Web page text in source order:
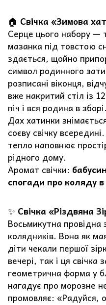
🏠 Свічка «Зимова
Серце цього набору —
мазанка під товстою
здається, щойно
символ родинного
розписані віконця,
вже накритий стіл із
піч і вся родина в зборі.
Дах хатинки
соєву свічку
тепло наповнює
рідного дому.
Аромат свічки:
спогади про коляду в
✨ Свічка «Різдвяна
Восьмикутна провідна
колядників. Вона як
діти чекали першої
вечері, так і ця свічка
геометрична форма у
нагадує про морозне
промовляє: «Радуйся,